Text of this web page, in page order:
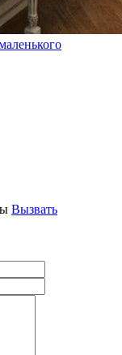
Вызвать